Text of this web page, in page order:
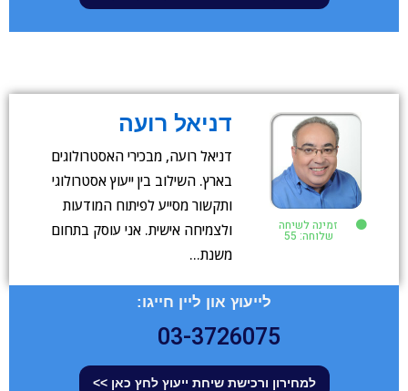
זמינה לשיחה
שלוחה: 55
דניאל רועה
דניאל רועה, מבכירי האסטרולוגים
בארץ. השילוב בין ייעוץ אסטרולוגי
ותקשור מסייע לפיתוח המודעות
ולצמיחה אישית. אני עוסק בתחום
משנת…
לייעוץ און ליין חייגו:
03-3726075
למחירון ורכישת שיחת ייעוץ לחץ כאן >>